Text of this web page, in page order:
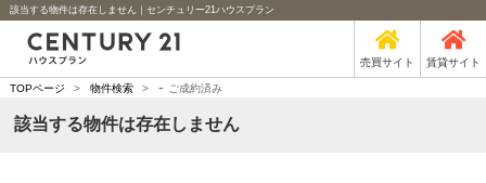
該当する物件は存在しません｜センチュリー21ハウスプラン
売買サイト 賃貸サイト
TOPページ > 物件検索 > - ご成約済み
該当する物件は存在しません